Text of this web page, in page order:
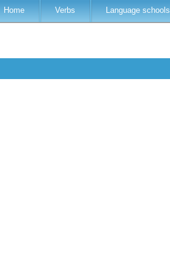
Home Verbs Language schools